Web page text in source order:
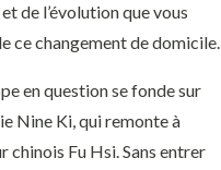
de l’évolution que vous
ce changement de domicile.
en question se fonde sur
Nine Ki, qui remonte à
chinois Fu Hsi. Sans entrer